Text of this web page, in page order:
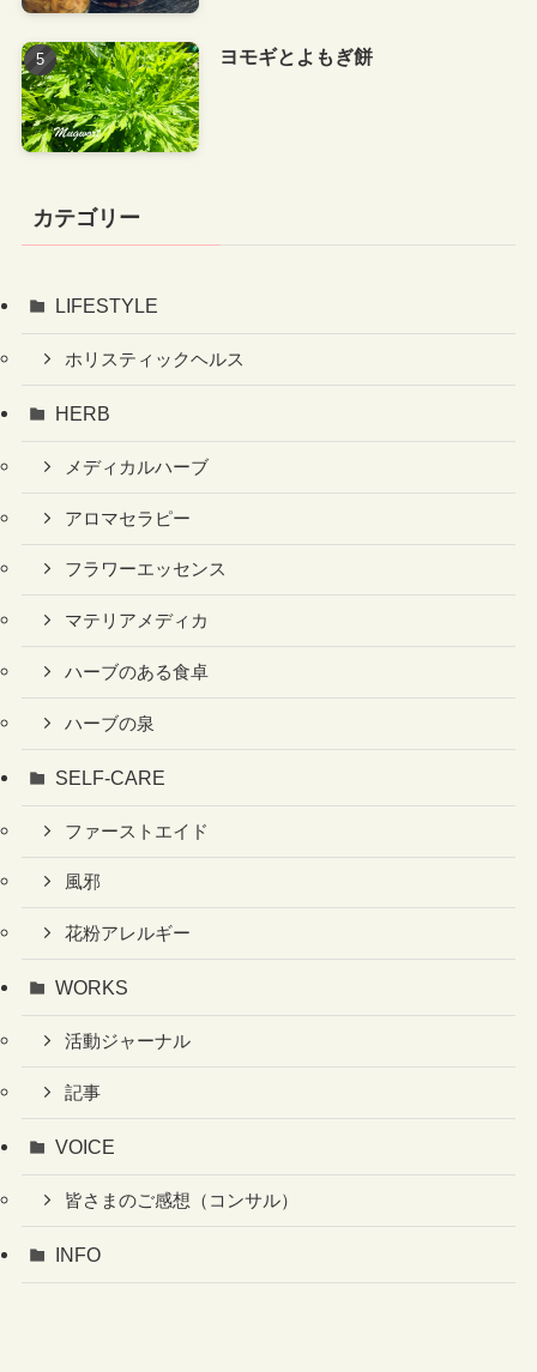
ヨモギとよもぎ餅
カテゴリー
LIFESTYLE
ホリスティックヘルス
HERB
メディカルハーブ
アロマセラピー
フラワーエッセンス
マテリアメディカ
ハーブのある食卓
ハーブの泉
SELF-CARE
ファーストエイド
風邪
花粉アレルギー
WORKS
活動ジャーナル
記事
VOICE
皆さまのご感想（コンサル）
INFO